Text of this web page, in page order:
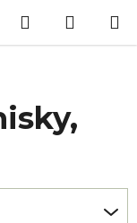
Hľadať
KOŠÍK
,